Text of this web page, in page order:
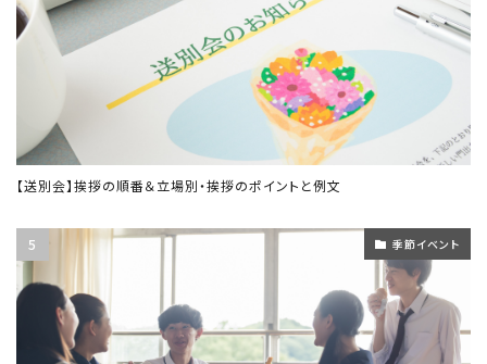
【送別会】挨拶の順番＆立場別・挨拶のポイントと例文
季節イベント